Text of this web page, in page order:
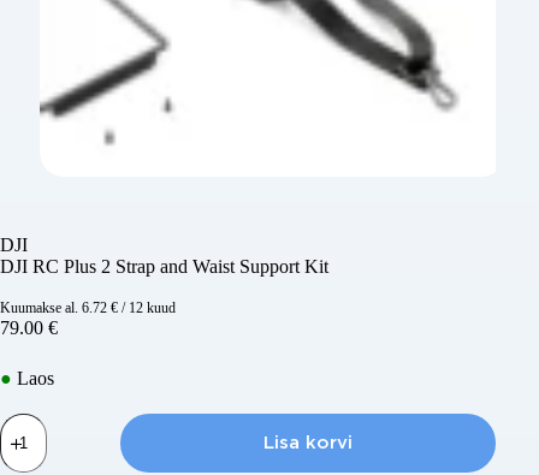
DJI
DJI RC Plus 2 Strap and Waist Support Kit
Kuumakse al. 6.72 € / 12 kuud
79.00 €
● Laos
DJI
RC
Plus
Lisa korvi